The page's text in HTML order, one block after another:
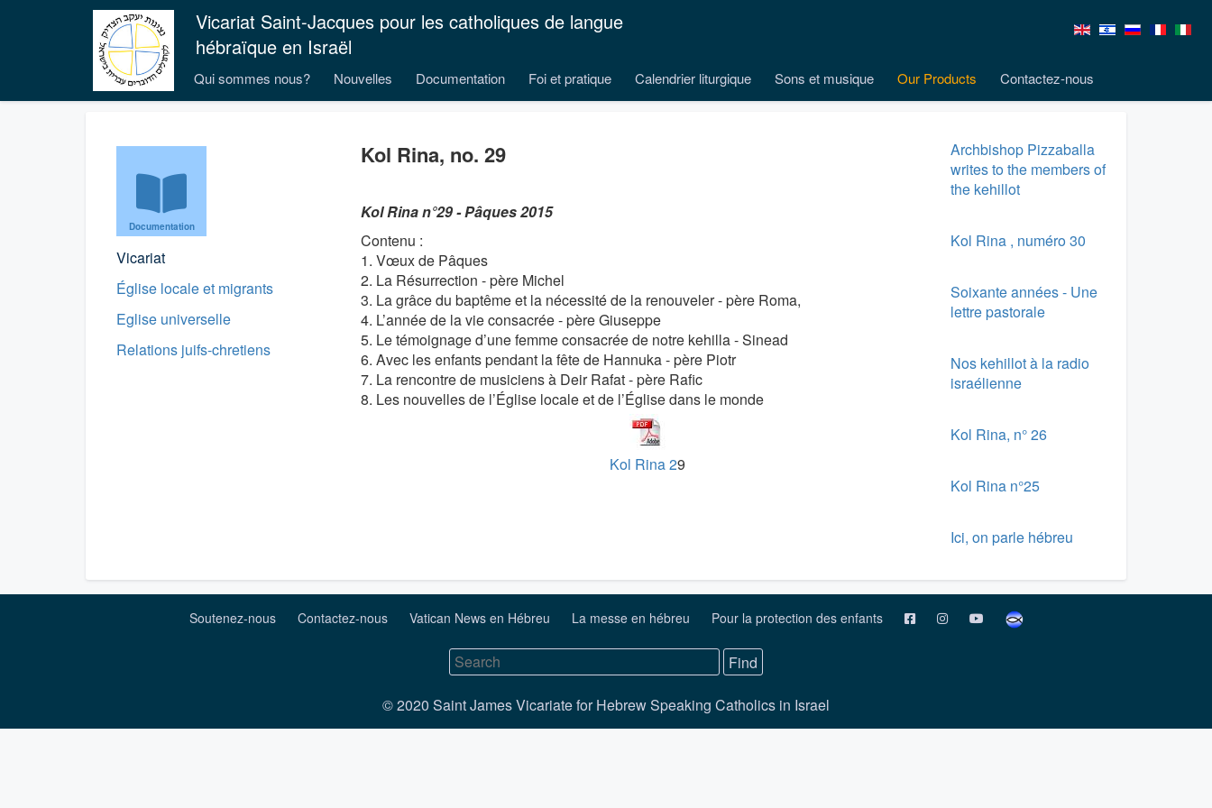
Vicariat Saint-Jacques pour les catholiques de langue
hébraïque en Israël
Qui sommes nous? Nouvelles Documentation Foi et pratique Calendrier liturgique Sons et musique Our Products Contactez-nous
Documentation
Vicariat
Église locale et migrants
Eglise universelle
Relations juifs-chretiens
Kol Rina, no. 29
Kol Rina n°29 - Pâques 2015
Contenu :
1. Vœux de Pâques
2. La Résurrection - père Michel
3. La grâce du baptême et la nécessité de la renouveler - père Roma,
4. L’année de la vie consacrée - père Giuseppe
5. Le témoignage d’une femme consacrée de notre kehilla - Sinead
6. Avec les enfants pendant la fête de Hannuka - père Piotr
7. La rencontre de musiciens à Deir Rafat - père Rafic
8. Les nouvelles de l’Église locale et de l’Église dans le monde
Kol Rina 29
Archbishop Pizzaballa
writes to the members of
the kehillot
Kol Rina , numéro 30
Soixante années - Une
lettre pastorale
Nos kehillot à la radio
israélienne
Kol Rina, n° 26
Kol Rina n°25
Ici, on parle hébreu
Soutenez-nous Contactez-nous Vatican News en Hébreu La messe en hébreu Pour la protection des enfants
© 2020 Saint James Vicariate for Hebrew Speaking Catholics in Israel